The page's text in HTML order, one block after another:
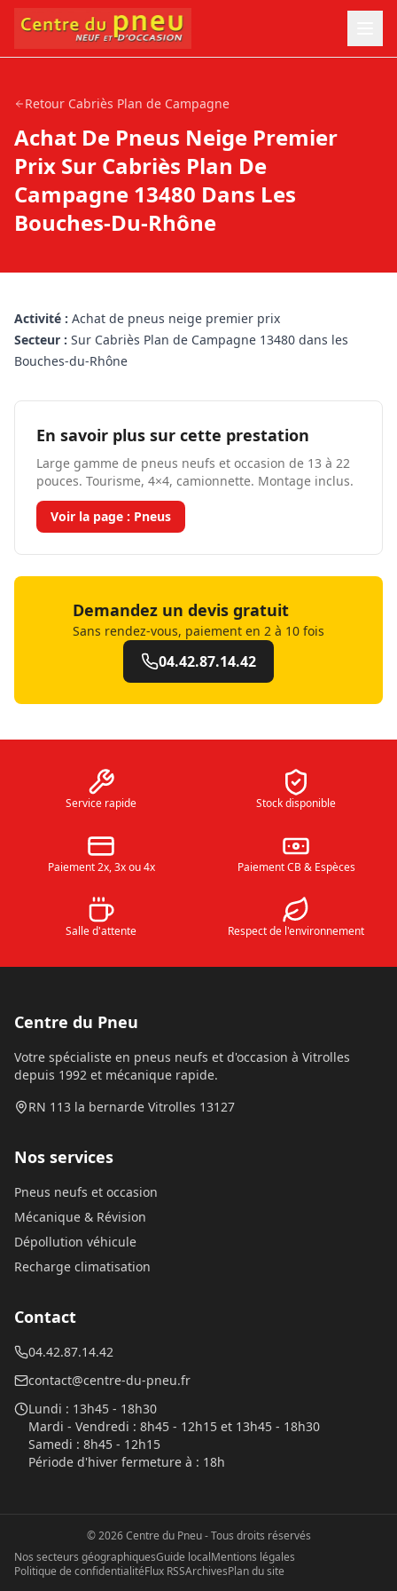
Retour Cabriès Plan de Campagne
Achat De Pneus Neige Premier
Prix Sur Cabriès Plan De
Campagne 13480 Dans Les
Bouches-Du-Rhône
Activité : Achat de pneus neige premier prix
Secteur : Sur Cabriès Plan de Campagne 13480 dans les
Bouches-du-Rhône
En savoir plus sur cette prestation
Large gamme de pneus neufs et occasion de 13 à 22
pouces. Tourisme, 4×4, camionnette. Montage inclus.
Voir la page : Pneus
Demandez un devis gratuit
Sans rendez-vous, paiement en 2 à 10 fois
04.42.87.14.42
Service rapide Stock disponible
Paiement 2x, 3x ou 4x Paiement CB & Espèces
Salle d'attente Respect de l'environnement
Centre du Pneu
Votre spécialiste en pneus neufs et d'occasion à Vitrolles
depuis 1992 et mécanique rapide.
RN 113 la bernarde Vitrolles 13127
Nos services
Pneus neufs et occasion
Mécanique & Révision
Dépollution véhicule
Recharge climatisation
Contact
04.42.87.14.42
contact@centre-du-pneu.fr
Lundi : 13h45 - 18h30
Mardi - Vendredi : 8h45 - 12h15 et 13h45 - 18h30
Samedi : 8h45 - 12h15
Période d'hiver fermeture à : 18h
©2026 Centre du Pneu- Tous droits réservés
Nos secteurs géographiquesGuide localMentions légales
Politique de confidentialitéFlux RSSArchivesPlan du site